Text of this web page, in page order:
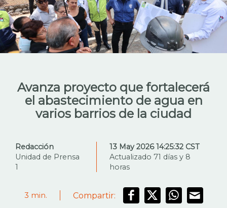
Avanza proyecto que fortalecerá
el abastecimiento de agua en
varios barrios de la ciudad
Redacción
Unidad de Prensa
1
13 May 2026 14:25:32 CST
Actualizado 71 días y 8
horas
3 min. Compartir: